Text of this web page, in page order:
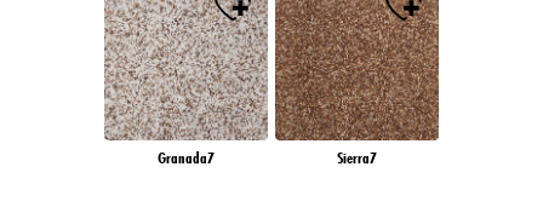
Granada7 Sierra7